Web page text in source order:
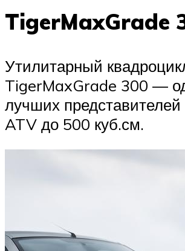
TigerMaxGrade
Утилитарный
TigerMaxGrade 300 —
лучших представителей
ATV до 500 куб.см.